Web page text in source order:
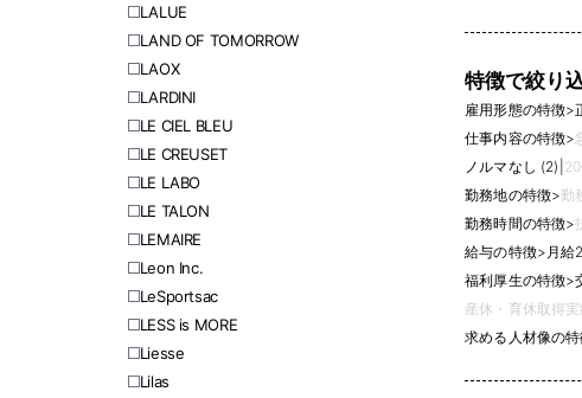
LALUE
LAND OF TOMORROW
LAOX
LARDINI
LE CIEL BLEU
LE CREUSET
LE LABO
LE TALON
LEMAIRE
Leon Inc.
LeSportsac
LESS is MORE
Liesse
Lilas
特徴で絞り
雇用形態の特徴>
仕事内容の特徴>
ノルマなし (2)
勤務地の特徴>勤
勤務時間の特徴>
給与の特徴> 月給
福利厚生の特徴>
産休・育休取得
求める人材像の